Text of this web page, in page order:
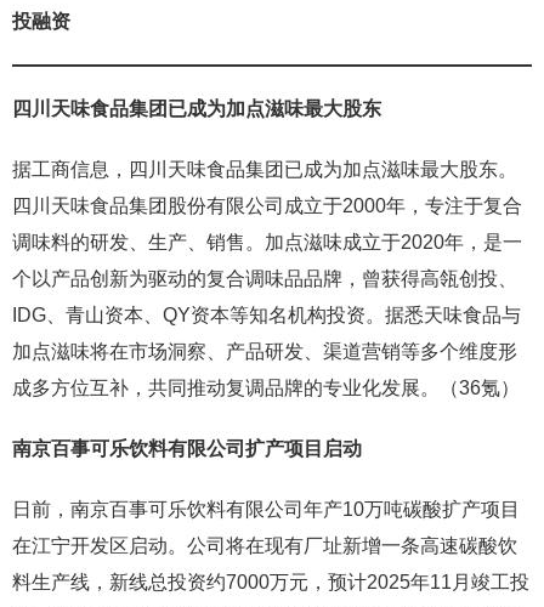
投融资
四川天味食品集团已成为加点滋味最大股东
据工商信息，四川天味食品集团已成为加点滋味最大股东。
四川天味食品集团股份有限公司成立于2000年，专注于复合
调味料的研发、生产、销售。加点滋味成立于2020年，是一
个以产品创新为驱动的复合调味品品牌，曾获得高瓴创投、
IDG、青山资本、QY资本等知名机构投资。据悉天味食品与
加点滋味将在市场洞察、产品研发、渠道营销等多个维度形
成多方位互补，共同推动复调品牌的专业化发展。（36氪）
南京百事可乐饮料有限公司扩产项目启动
日前，南京百事可乐饮料有限公司年产10万吨碳酸扩产项目
在江宁开发区启动。公司将在现有厂址新增一条高速碳酸饮
料生产线，新线总投资约7000万元，预计2025年11月竣工投